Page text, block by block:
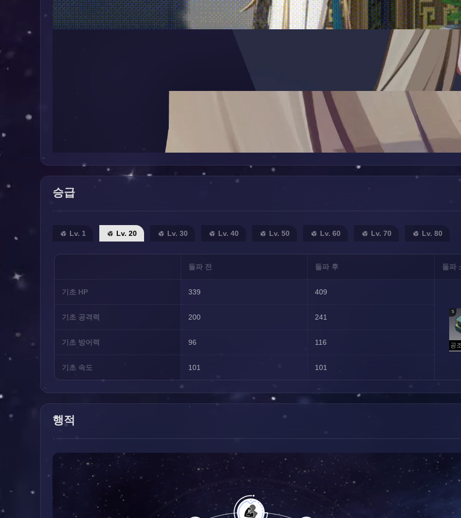
승급
Lv. 1 Lv. 20 Lv. 30 Lv. 40 Lv. 50 Lv. 60 Lv. 70 Lv. 80
돌파 전 돌파 후 돌파
기초 HP 339 409
5
기초 공격력 200 241
기초 방어력 96 116
기초 속도 101 101
행적